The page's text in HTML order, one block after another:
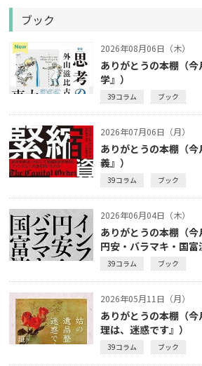
ブック
2026年08月06日（木）
ありがとうの本棚（
学』）
39コラム ブック
2026年07月06日（月）
ありがとうの本棚（
義』）
39コラム ブック
2026年06月04日（木）
ありがとうの本棚（今
円安・バラマキ・国富
39コラム ブック
2026年05月11日（月）
ありがとうの本棚（
理は、迷惑です』）
39コラム ブック